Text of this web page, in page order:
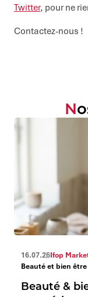
Twitter, pour ne
Contactez-nous !
16.07.26Ifop
Beauté et bien être
Beauté &